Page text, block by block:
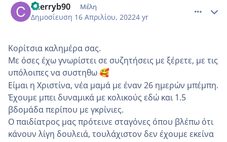
cherryb90 Μέλη
Δημοσίευση 16 Απριλίου, 20224 yr
Κορίτσια καλημέρα σας.
Με όσες έχω γνωρίστει σε συζητήσεις με ξέρετε, με τις
υπόλοιπες να συστηθω 🥰
Είμαι η Χριστίνα, νέα μαμά με έναν 26 ημερών μπέμπη.
Έχουμε μπει δυναμικά με κολικούς εδώ και 1.5
βδομάδα περίπου με γκρίνιες.
Ο παιδίατρος μας πρότεινε σταγόνες όπου βλέπω ότι
κάνουν λίγη δουλειά, τουλάχιστον δεν έχουμε εκείνα